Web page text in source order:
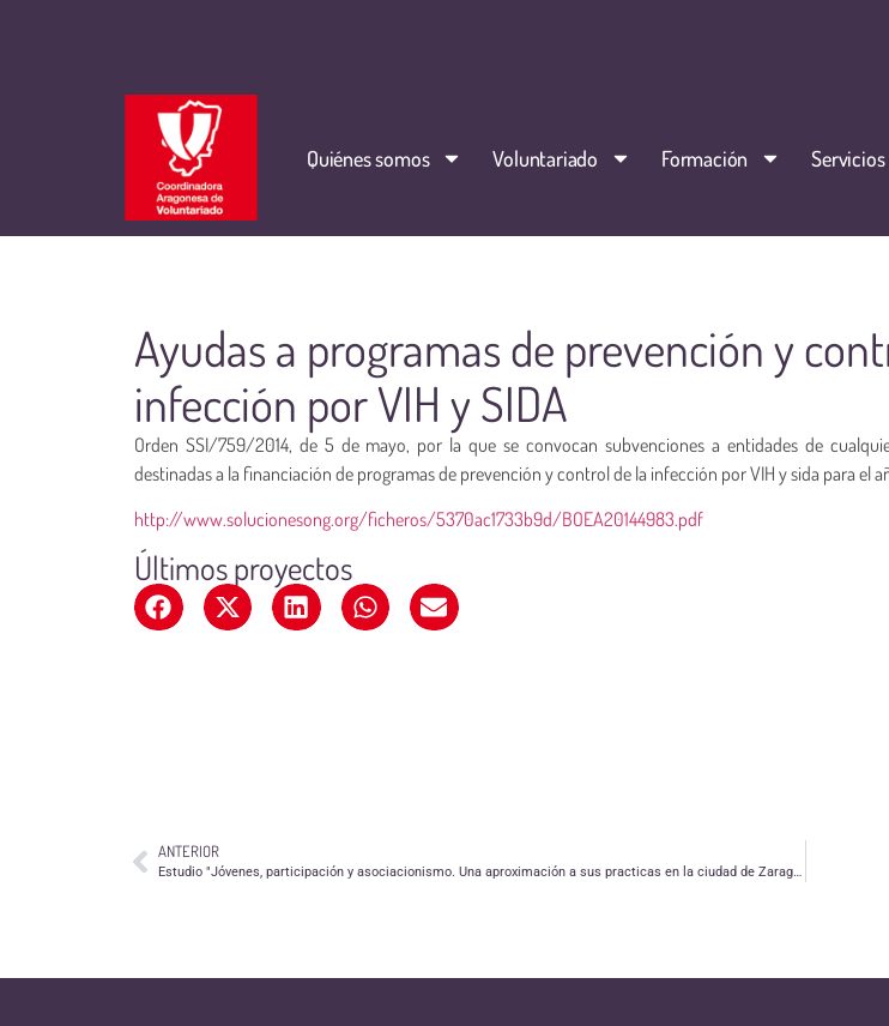
Quiénes somos Voluntariado Formación Servicios
Ayudas a programas de prevención y
infección por VIH y SIDA
Orden SSI/759/2014, de 5 de mayo, por la que se convocan subvenciones a entidades de
destinadas a la financiación de programas de prevención y control de la infección por VIH y sida para el
http://www.solucionesong.org/ficheros/5370ac1733b9d/BOEA20144983.pdf
Últimos proyectos
ANTERIOR
Estudio "Jóvenes, participación y asociacionismo. Una aproximación a sus practicas en la ciudad de Zaragoza" 2014